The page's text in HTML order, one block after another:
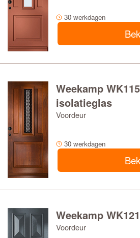
30 werkdagen
Weekamp
isolatieglas
Voordeur
30 werkdagen
Weekamp
Voordeur